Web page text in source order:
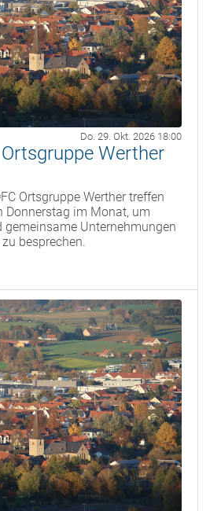
Do. 29. Okt. 2026 18:00
Werther
Ortsgruppe Werther treffen
Donnerstag im Monat, um
Unternehmungen
besprechen.